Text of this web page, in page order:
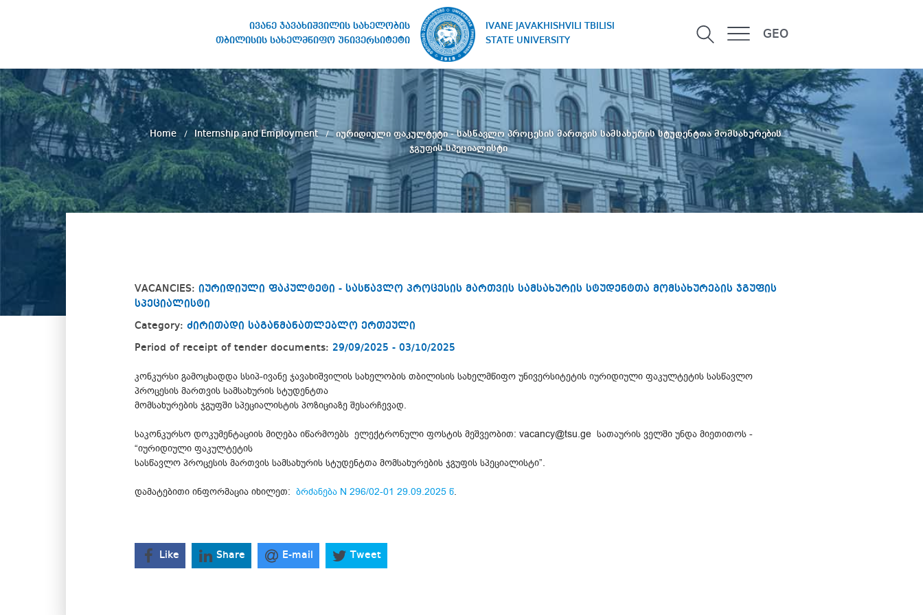
ივანე ჯავახიშვილის სახელობის
თბილისის სახელმწიფო უნივერსიტეტი
IVANE JAVAKHISHVILI TBILISI
STATE UNIVERSITY
GEO
STATE UNIVERSITY
Home Internship and Employment
იურიდიული ფაკულტეტი - სასწავლო პროცესის მართვის სამსახურის სტუდენტთა მომსახურების
ჯგუფის სპეციალისტი
VACANCIES: იურიდიული ფაკულტეტი - სასწავლო პროცესის მართვის სამსახურის სტუდენტთა მომსახურების ჯგუფის
სპეციალისტი
Category: ძირითადი საგანმანათლებლო ერთეული
Period of receipt of tender documents: 29/09/2025 - 03/10/2025
კონკურსი გამოცხადდა სსიპ-ივანე ჯავახიშვილის სახელობის თბილისის სახელმწიფო უნივერსიტეტის იურიდიული ფაკულტეტის სასწავლო
პროცესის მართვის სამსახურის სტუდენტთა
მომსახურების ჯგუფში სპეციალისტის პოზიციაზე შესარჩევად.
საკონკურსო დოკუმენტაციის მიღება იწარმოებს ელექტრონული ფოსტის მეშვეობით: vacancy@tsu.ge სათაურის ველში უნდა მიეთითოს -
“იურიდიული ფაკულტეტის
სასწავლო პროცესის მართვის სამსახურის სტუდენტთა მომსახურების ჯგუფის სპეციალისტი”.
დამატებითი ინფორმაცია იხილეთ: ბრძანება N 296/02-01 29.09.2025 წ.
Like Share E-mail Tweet